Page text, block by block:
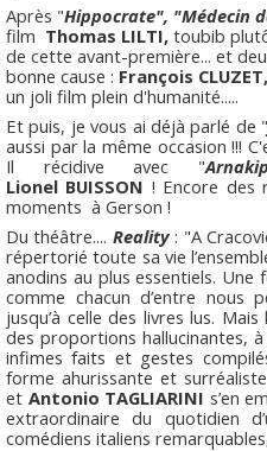
Après "Hippocrate", "Médecin
film Thomas LILTI, toubib
de cette avant-première... et
bonne cause : François
un joli film plein d'humanité.....
Et puis, je vous ai déjà parlé de
aussi par la même occasion !!!
Il récidive avec "
Lionel BUISSON ! Encore des
moments à Gerson !
Du théâtre.... Reality: "A
répertorié toute sa vie
anodins au plus essentiels.
comme chacun d’entre nous
jusqu’à celle des livres lus.
des proportions hallucinantes,
infimes faits et gestes
forme ahurissante et
et Antonio TAGLIARINI s’en
extraordinaire du quotidien
comédiens italiens